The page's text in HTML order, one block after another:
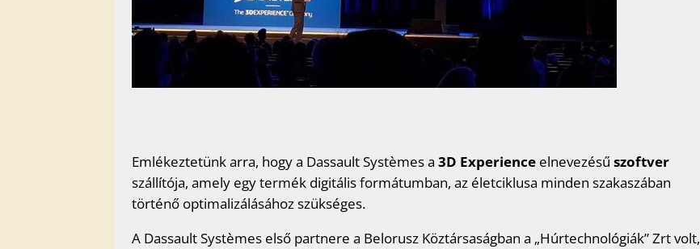
Emlékeztetünk arra, hogy a Dassault Systèmes a3D Experience elnevezésűszoftver
szállítója, amely egy termék digitális formátumban, az életciklusa minden szakaszában
történő optimalizálásához szükséges.
A Dassault Systèmes első partnere a Belorusz Köztársaságban a „Húrtechnológiák” Zrt volt,